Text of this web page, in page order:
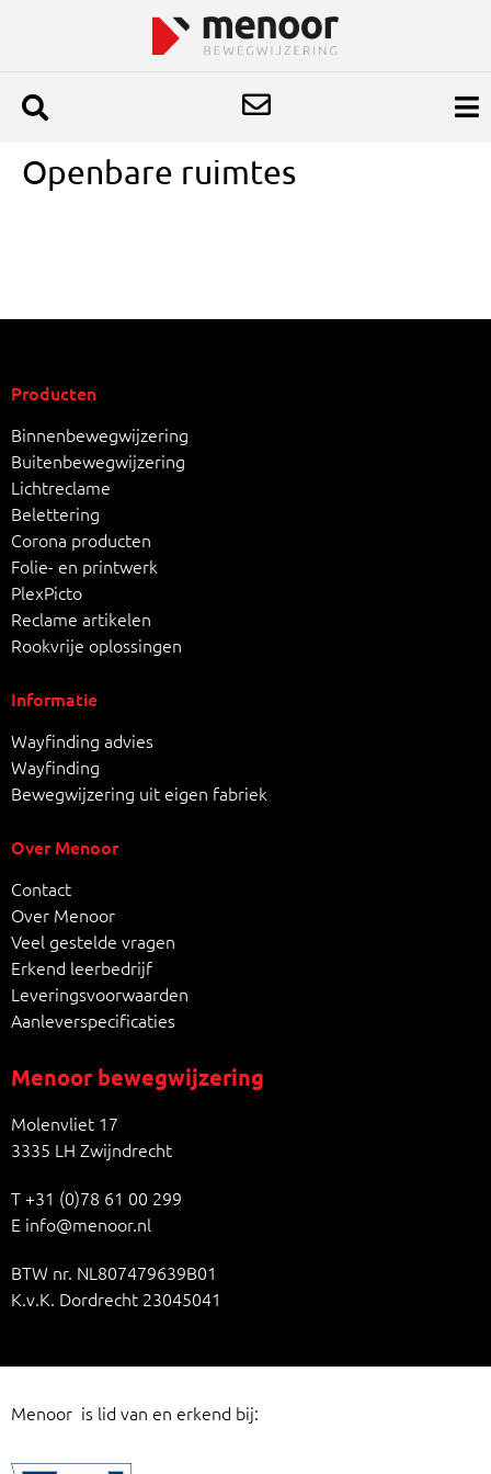
Openbare ruimtes
Producten
Binnenbewegwijzering
Buitenbewegwijzering
Lichtreclame
Belettering
Corona producten
Folie- en printwerk
PlexPicto
Reclame artikelen
Rookvrije oplossingen
Informatie
Wayfinding advies
Wayfinding
Bewegwijzering uit eigen fabriek
Over Menoor
Contact
Over Menoor
Veel gestelde vragen
Erkend leerbedrijf
Leveringsvoorwaarden
Aanleverspecificaties
Menoor bewegwijzering
Molenvliet 17
3335 LH Zwijndrecht
T+31 (0)78 61 00 299
E info@menoor.nl
BTW nr. NL807479639B01
K.v.K. Dordrecht 23045041
Menoor is lid van en erkend bij: